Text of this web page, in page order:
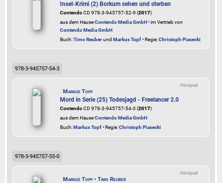
Insel-Krimi (2) Borkum sehen und sterben
ContendoCD 978-3-945757-52-9 (2017)
aus dem HauseContendo Media GmbH• im Vertrieb von
Contendo Media GmbH
Buch:Timo Reuberund Markus Topf• Regie:Christoph Piasecki
978-3-945757-54-3
Hörspiel
Markus Topf
Mord in Serie (25) Todesjagd - Freelancer 2.0
ContendoCD 978-3-945757-54-3 (2017)
aus dem HauseContendo Media GmbH
Buch:Markus Topf• Regie:Christoph Piasecki
978-3-945757-55-0
Hörspiel
Markus Topf • Timo Reuber